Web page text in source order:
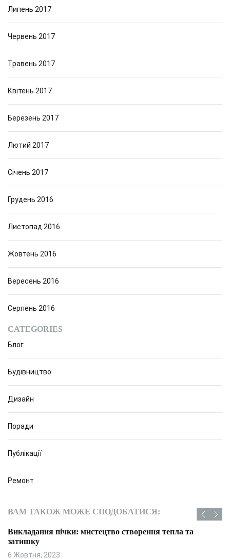
Липень 2017
Червень 2017
Травень 2017
Квітень 2017
Березень 2017
Лютий 2017
Січень 2017
Грудень 2016
Листопад 2016
Жовтень 2016
Вересень 2016
Серпень 2016
CATEGORIES
Блог
Будівництво
Дизайн
Поради
Публікації
Ремонт
ВАМ ТАКОЖ МОЖЕ СПОДОБАТИСЯ:
Викладання пічки: мистецтво створення тепла та
затишку
6 Жовтня, 2023